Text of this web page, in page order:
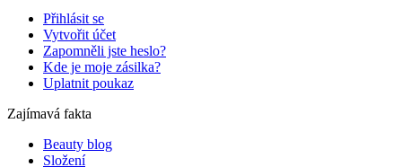
Přihlásit se
Vytvořit účet
Zapomněli jste heslo?
Kde je moje zásilka?
Uplatnit poukaz
Zajímavá fakta
Beauty blog
Složení